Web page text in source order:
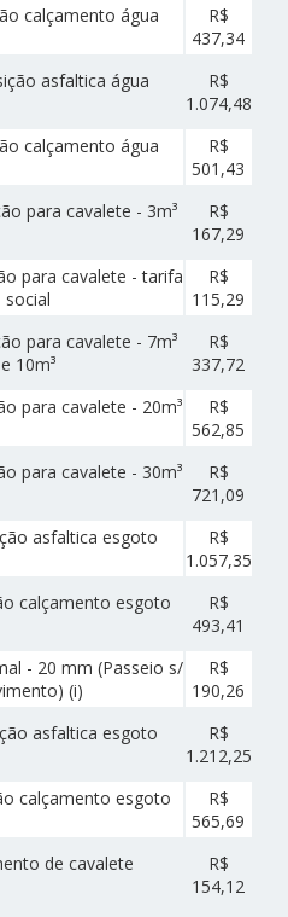
calçamento água
R$
437,34
asfaltica água
R$
1.074,48
calçamento água
R$
501,43
para cavalete - 3m³
R$
167,29
para cavalete - tarifa
social
R$
115,29
para cavalete - 7m³
e 10m³
R$
337,72
para cavalete - 20m³
R$
562,85
para cavalete - 30m³
R$
721,09
asfaltica esgoto
R$
1.057,35
calçamento esgoto
R$
493,41
- 20 mm (Passeio s/
(i)
R$
190,26
asfaltica esgoto
R$
1.212,25
calçamento esgoto
R$
565,69
de cavalete
R$
154,12